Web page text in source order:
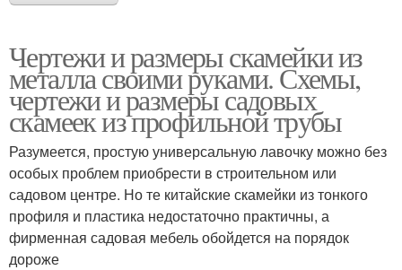
Чертежи и размеры скамейки из
металла своими руками. Схемы,
чертежи и размеры садовых
скамеек из профильной трубы
Разумеется, простую универсальную лавочку можно без
особых проблем приобрести в строительном или
садовом центре. Но те китайские скамейки из тонкого
профиля и пластика недостаточно практичны, а
фирменная садовая мебель обойдется на порядок
дороже